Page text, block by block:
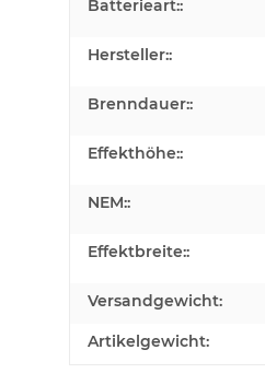
Batterieart::
Hersteller::
Brenndauer::
Effekthöhe::
NEM::
Effektbreite::
Versandgewicht:
Artikelgewicht: